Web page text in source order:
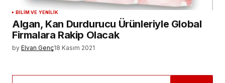
BILIM VE YENILIK
Algan, Kan Durdurucu Ürünleriyle Global
Firmalara Rakip Olacak
by Elvan Genç18 Kasım 2021